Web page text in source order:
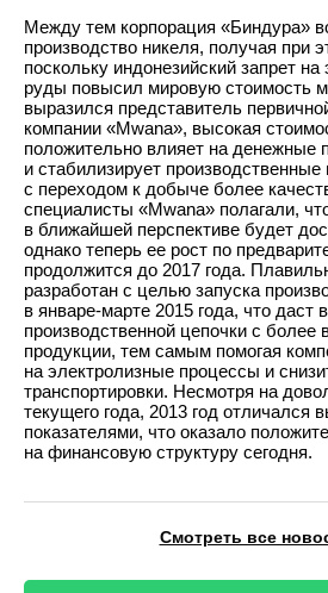
Между тем корпорация «Биндура»
производство никеля, получая при
поскольку индонезийский запрет на
руды повысил мировую стоимость
выразился представитель
компании «Mwana», высокая
положительно влияет на денежные
и стабилизирует производственные
с переходом к добыче более
специалисты «Mwana» полагали,
в ближайшей перспективе будет
однако теперь ее рост по
продолжится до 2017 года.
разработан с целью запуска
в январе-марте 2015 года, что даст
производственной цепочки с более
продукции, тем самым помогая
на электролизные процессы и
транспортировки. Несмотря на
текущего года, 2013 год отличался
показателями, что оказало
на финансовую структуру сегодня.
Смотреть все